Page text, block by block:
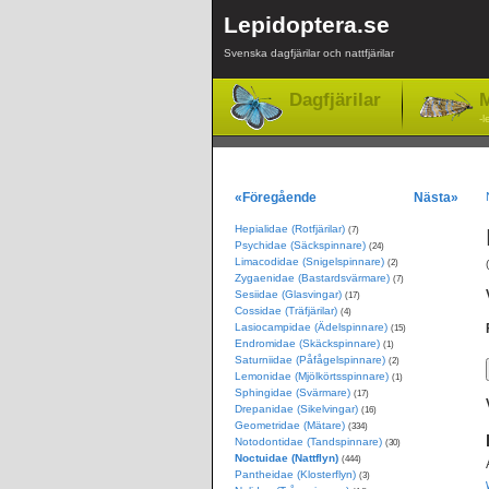
Lepidoptera.se
Svenska dagfjärilar och nattfjärilar
Dagfjärilar
-
«Föregående Nästa»
Hepialidae (Rotfjärilar) (7)
Psychidae (Säckspinnare) (24)
Limacodidae (Snigelspinnare) (2)
Zygaenidae (Bastardsvärmare) (7)
Sesiidae (Glasvingar) (17)
Cossidae (Träfjärilar) (4)
Lasiocampidae (Ädelspinnare) (15)
Endromidae (Skäckspinnare) (1)
Saturniidae (Påfågelspinnare) (2)
Lemonidae (Mjölkörtsspinnare) (1)
Sphingidae (Svärmare) (17)
Drepanidae (Sikelvingar) (16)
Geometridae (Mätare) (334)
Notodontidae (Tandspinnare) (30)
Noctuidae (Nattflyn) (444)
Pantheidae (Klosterflyn) (3)